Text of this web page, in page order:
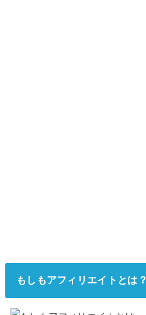
もしもアフィリエイトとは？